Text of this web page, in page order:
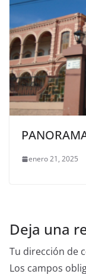
enero 21, 2025
Deja una
Tu dirección de
Los campos